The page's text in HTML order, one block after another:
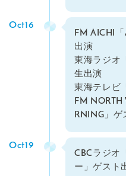
FM AICHI
出演
東海ラジオ
生出演
東海テレビ
FM NORTH
RNING」ゲ
Oct16
CBCラジオ
ー」ゲスト
Oct19